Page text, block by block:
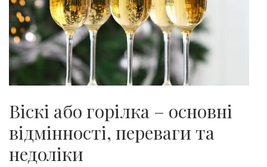
Віскі або горілка – основні
відмінності, переваги та
недоліки